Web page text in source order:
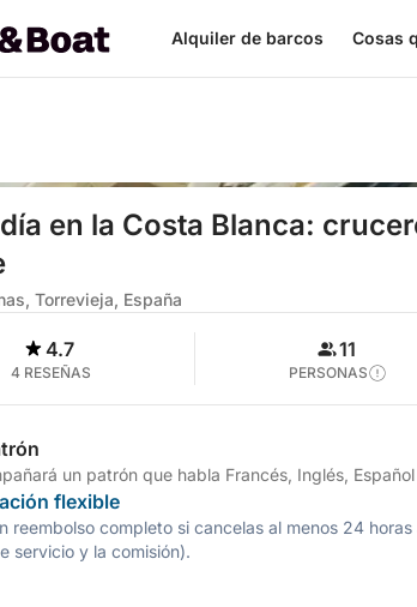
Alquiler de barcos Cosas
en la Costa Blanca:
Torrevieja, España
4.7
4 RESEÑAS
11
PERSONAS
un patrón que habla Francés, Inglés, Español
flexible
reembolso completo si cancelas al menos 24
servicio y la comisión).